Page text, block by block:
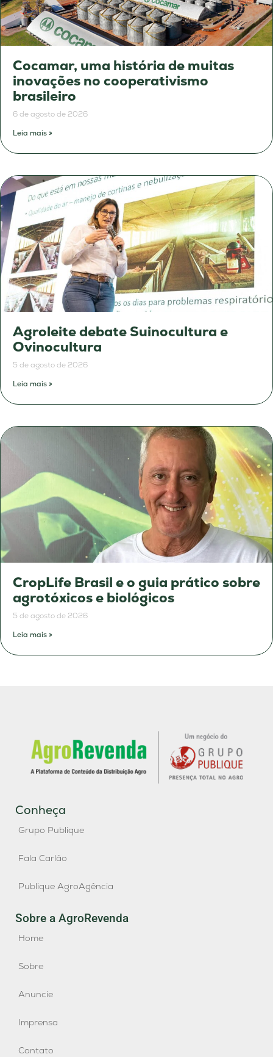
Cocamar, uma história de muitas
inovações no cooperativismo
brasileiro
6 de agosto de 2026
Leia mais »
Agroleite debate Suinocultura e
Ovinocultura
5 de agosto de 2026
Leia mais »
CropLife Brasil e o guia prático sobre
agrotóxicos e biológicos
5 de agosto de 2026
Leia mais »
Conheça
Grupo Publique
Fala Carlão
Publique AgroAgência
Sobre a AgroRevenda
Home
Sobre
Anuncie
Imprensa
Contato